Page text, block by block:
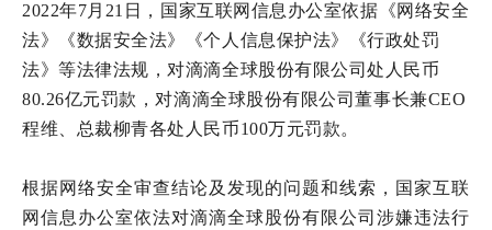
2022年7月 21 日，国家互联网信息办公室依据《网络安全
法》《数据安全法》《个人信息保护法》《行政处罚
法》等法律法规，对滴滴全球股份有限公司处人民币
80.26亿元罚款，对滴滴全球股份有限公司董事长兼CEO
程维、总裁柳青各处人民币100万元罚款。
根据网络安全审查结论及发现的问题和线索，国家互联
网信息办公室依法对滴滴全球股份有限公司涉嫌违法行